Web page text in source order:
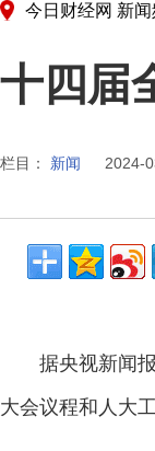
今日财经网 新
十四届
栏目： 新闻 2024-
据央视新闻
大会议程和人大